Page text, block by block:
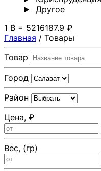
Другoе
1 ₿ = 5216187.9 ₽
Главная / Товары
Товар
Город
Район
Цена, ₽
Вес, (гр)